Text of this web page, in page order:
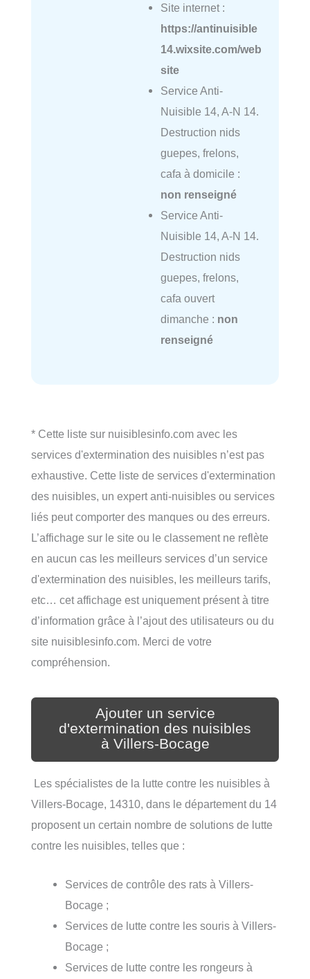
Site internet :
https://antinuisible
14.wixsite.com/web
site
Service Anti-
Nuisible 14, A-N 14.
Destruction nids
guepes, frelons,
cafa à domicile :
non renseigné
Service Anti-
Nuisible 14, A-N 14.
Destruction nids
guepes, frelons,
cafa ouvert
dimanche : non
renseigné
* Cette liste sur nuisiblesinfo.com avec les
services d'extermination des nuisibles n’est pas
exhaustive. Cette liste de services d'extermination
des nuisibles, un expert anti-nuisibles ou services
liés peut comporter des manques ou des erreurs.
L’affichage sur le site ou le classement ne reflète
en aucun cas les meilleurs services d’un service
d'extermination des nuisibles, les meilleurs tarifs,
etc… cet affichage est uniquement présent à titre
d’information grâce à l’ajout des utilisateurs ou du
site nuisiblesinfo.com. Merci de votre
compréhension.
Ajouter un service
d'extermination des nuisibles
à Villers-Bocage
Les spécialistes de la lutte contre les nuisibles à
Villers-Bocage, 14310, dans le département du 14
proposent un certain nombre de solutions de lutte
contre les nuisibles, telles que :
Services de contrôle des rats à Villers-
Bocage ;
Services de lutte contre les souris à Villers-
Bocage ;
Services de lutte contre les rongeurs à